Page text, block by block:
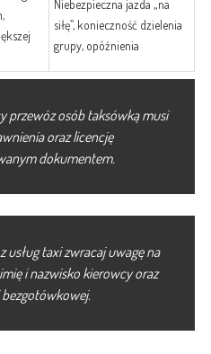
Niebezpieczna jazda „na
siłę”, konieczność dzielenia
grupy, opóźnienia
przewóz osób taksówką musi
oraz licencję
dokumentem.
usług taxi zwracaj uwagę na
i nazwisko kierowcy oraz